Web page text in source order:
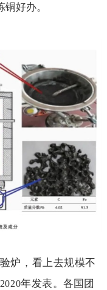
好办。
炉，看上去规模不
2020年发表。各国团